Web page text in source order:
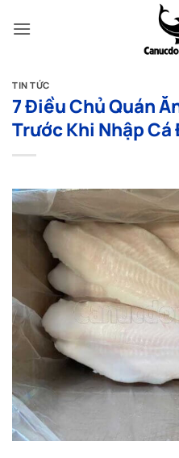
qua
TIN TỨC
7 Điều Chủ Quán
Trước Khi Nhập